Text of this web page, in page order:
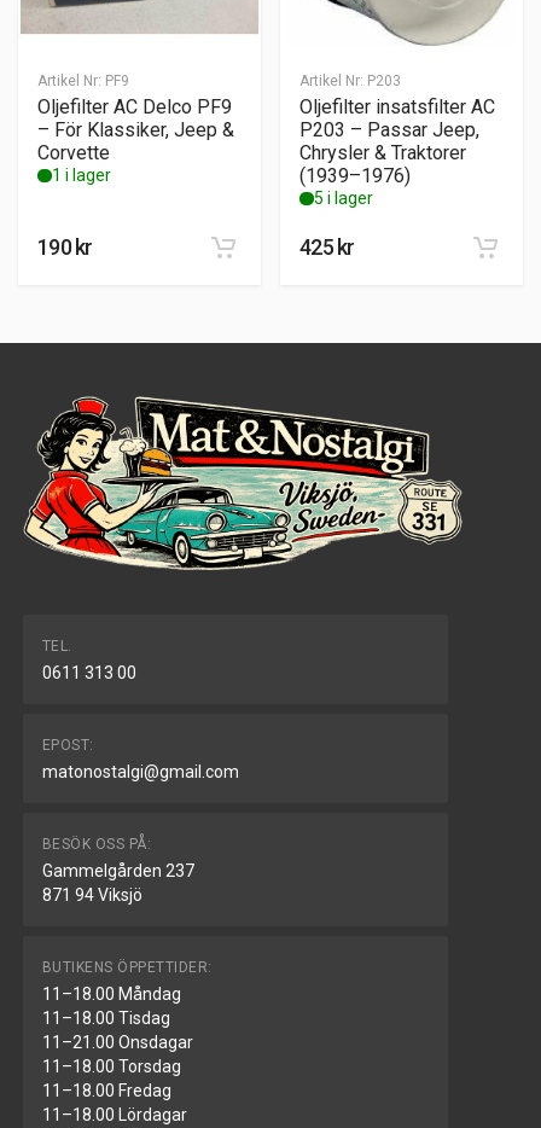
Artikel Nr: PF9
Oljefilter AC Delco PF9
– För Klassiker, Jeep &
Corvette
1 i lager
190 kr
Artikel Nr: P203
Oljefilter insatsfilter AC
P203 – Passar Jeep,
Chrysler & Traktorer
(1939–1976)
5 i lager
425 kr
TEL.
0611 313 00
EPOST:
matonostalgi@gmail.com
BESÖK OSS PÅ:
Gammelgården 237
871 94 Viksjö
BUTIKENS ÖPPETTIDER:
11–18.00 Måndag
11–18.00 Tisdag
11–21.00 Onsdagar
11–18.00 Torsdag
11–18.00 Fredag
11–18.00 Lördagar